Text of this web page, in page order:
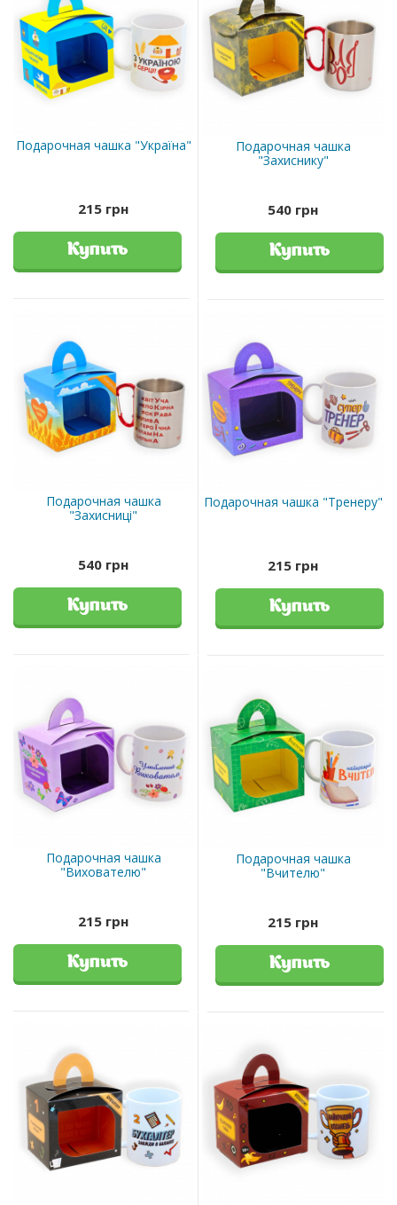
Подарочная чашка "Україна"
215 грн
Купить
Подарочная чашка
"Захиснику"
540 грн
Купить
Подарочная чашка
"Захисниці"
540 грн
Купить
Подарочная чашка "Тренеру"
215 грн
Купить
Подарочная чашка
"Вихователю"
215 грн
Купить
Подарочная чашка
"Вчителю"
215 грн
Купить